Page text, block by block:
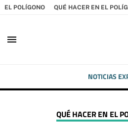
EL POLÍGONO QUÉ HACER EN EL
menu
NOTICIAS
QUÉ HACER EN EL